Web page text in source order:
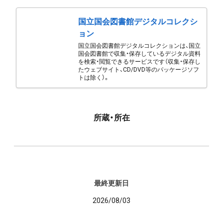
国立国会図書館デジタルコレクシ
ョン
国立国会図書館デジタルコレクションは、国立
国会図書館で収集・保存しているデジタル資料
を検索・閲覧できるサービスです（収集・保存し
たウェブサイト、CD/DVD等のパッケージソフ
トは除く）。
所蔵・所在
最終更新日
2026/08/03